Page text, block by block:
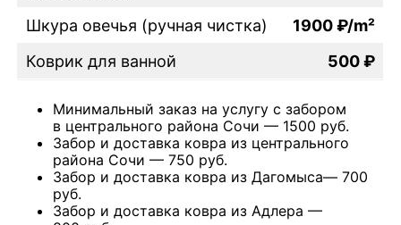
Шкура овечья (ручная чистка)
1900 ₽/m²
Коврик для ванной
500 ₽
Минимальный заказ на услугу с забором
в центрального района Сочи — 1500 руб.
Забор и доставка ковра из центрального
района Сочи — 750 руб.
Забор и доставка ковра из Дагомыса— 700
руб.
Забор и доставка ковра из Адлера —